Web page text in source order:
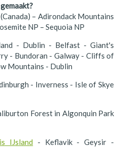
– Adirondack Mountains
NP – Sequoia NP
- Dublin - Belfast - Giant's
- Bundoran - Galway - Cliffs of
Mountains - Dublin
- Inverness - Isle of Skye
Forest in Algonquin Park
IJsland - Keflavik - Geysir -